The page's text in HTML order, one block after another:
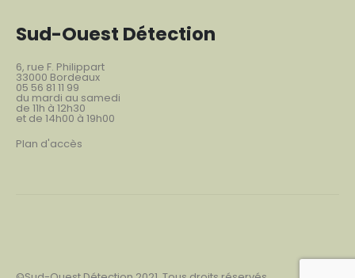
Sud-Ouest Détection
6, rue F. Philippart
33000 Bordeaux
05 56 81 11 99
du mardi au samedi
de 11h à 12h30
et de 14h00 à 19h00
Plan d'accès